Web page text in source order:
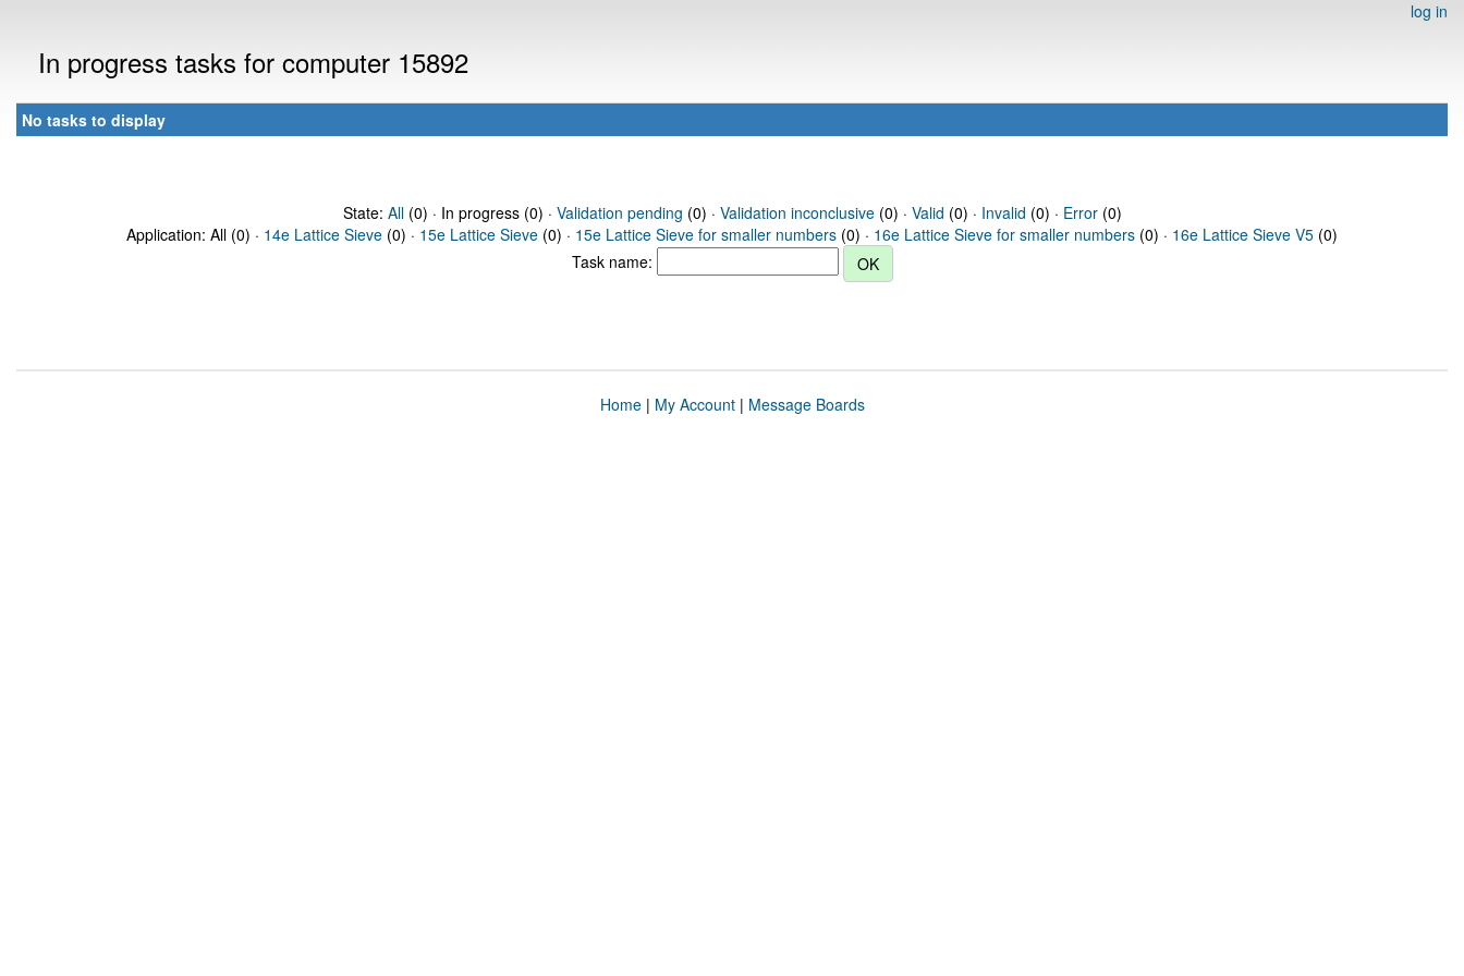
log in
In progress tasks for computer 15892
No tasks to display
State: All(0) · In progress (0) · Validation pending (0) · Validation inconclusive(0) · Valid (0) · Invalid (0) · Error(0)
Application: All (0) · 14e Lattice Sieve (0) · 15e Lattice Sieve (0) · 15e Lattice Sieve for smaller numbers (0) · 16e Lattice Sieve for smaller numbers (0) · 16e Lattice Sieve V5 (0)
Task name:
Home| My Account| Message Boards